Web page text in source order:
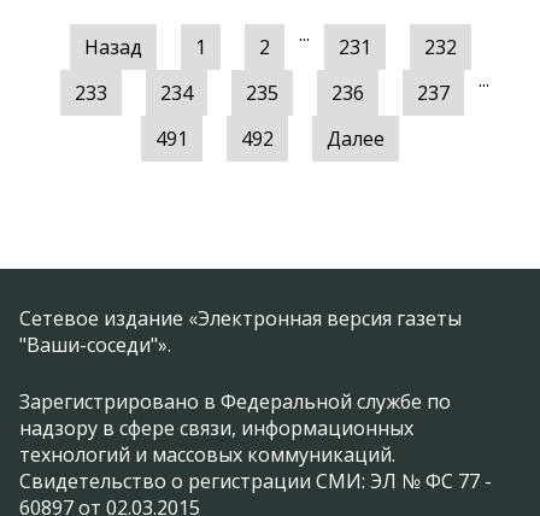
Назад 1 2 ... 231
232
233
234 235 236 237 ...
491 492 Далее
Сетевое издание «Электронная версия газеты
"Ваши-соседи"».
Зарегистрировано в Федеральной службе по
надзору в сфере связи, информационных
технологий и массовых коммуникаций.
Свидетельство о регистрации СМИ: ЭЛ № ФС 77 -
60897 от 02.03.2015